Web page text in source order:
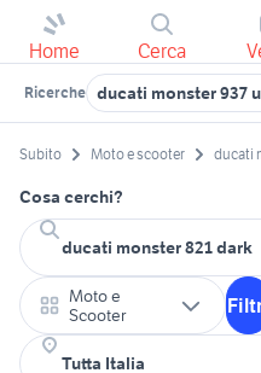
Home Cerca
Ricerche ducati monster 937
Subito Moto e scooter ducati
Cosa cerchi?
Moto e
Scooter